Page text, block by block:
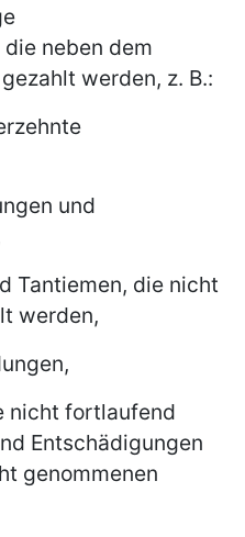
neben dem
werden, z. B.:
und
Tantiemen, die nicht
werden,
nicht fortlaufend
Entschädigungen
genommenen